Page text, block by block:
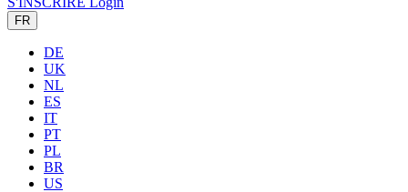
FR
DE
UK
NL
ES
IT
PT
PL
BR
US